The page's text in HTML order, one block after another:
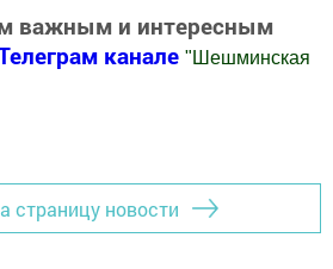
важным и интересным
канале "Шешминская
страницу новости